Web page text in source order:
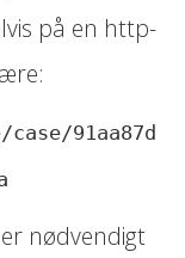
på en http-
91aa87d
nødvendigt